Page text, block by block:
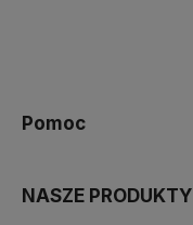
Pomoc
NASZE PRODUKTY